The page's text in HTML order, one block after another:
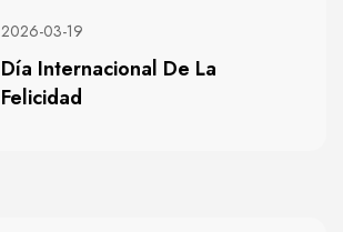
2026-03-19
Día Internacional De La
Felicidad